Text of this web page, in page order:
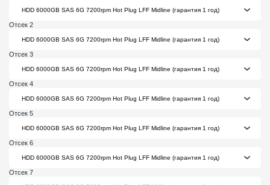
Отсек 2
Отсек 3
Отсек 4
Отсек 5
Отсек 6
Отсек 7